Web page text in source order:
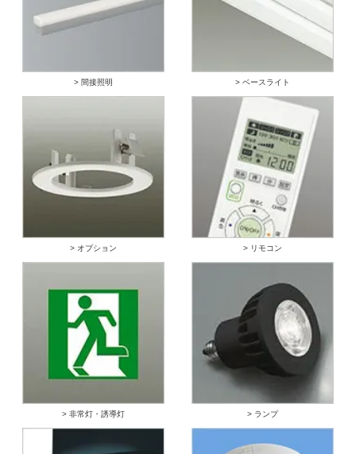
> 間接照明 > ベースライト
> オプション > リモコン
> 非常灯・誘導灯 > ランプ